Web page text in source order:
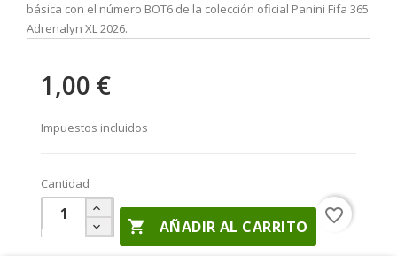
básica con el número BOT6 de la colección oficial Panini Fifa 365
Adrenalyn XL 2026.
1,00 €
Impuestos incluidos
Cantidad
 AÑADIR AL CARRITO
favorite_border